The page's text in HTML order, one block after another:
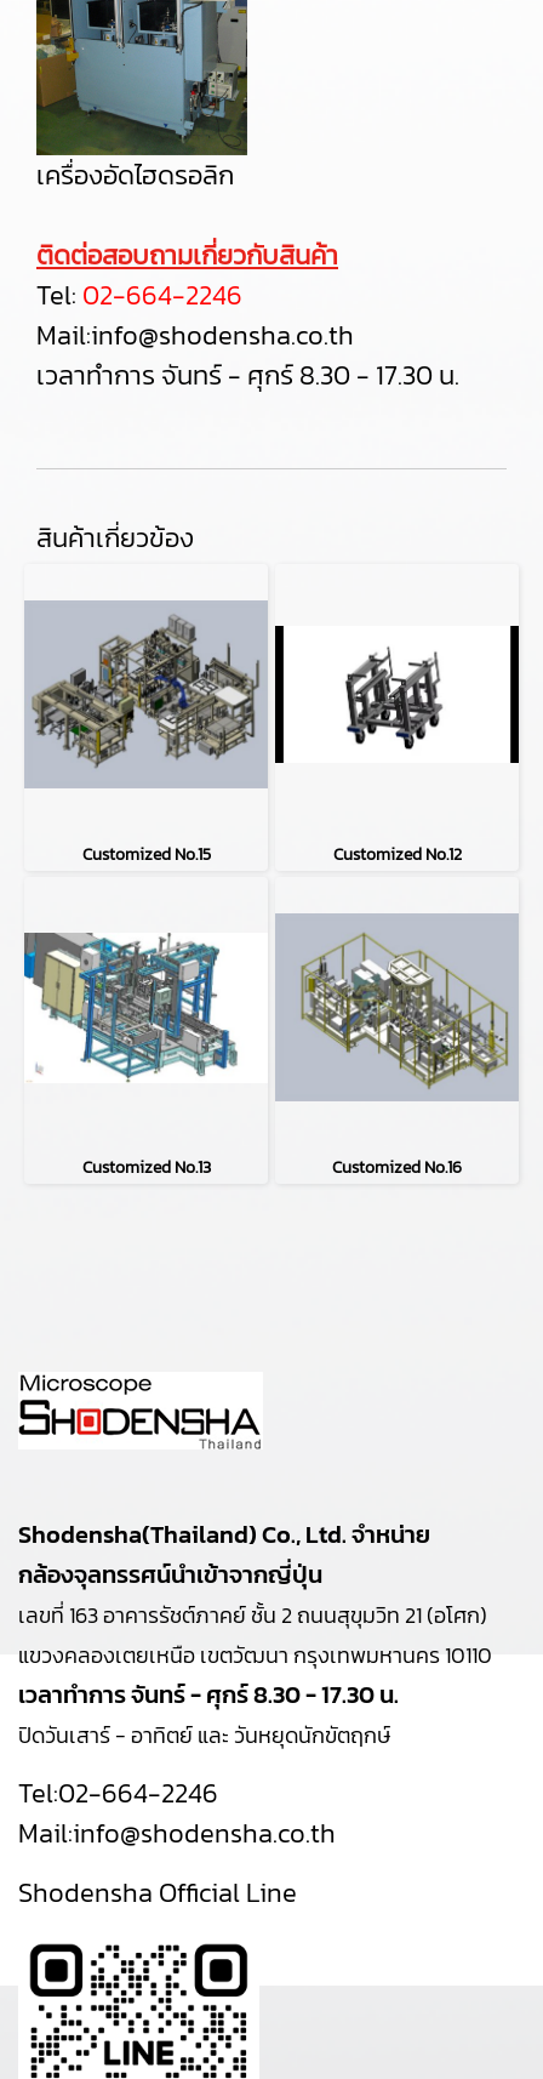
เครื่องอัดไฮดรอลิก
ติดต่อสอบถามเกี่ยวกับสินค้า
Tel: 02-664-2246
Mail:info@shodensha.co.th
เวลาทำการ จันทร์ - ศุกร์ 8.30 - 17.30 น.
สินค้าเกี่ยวข้อง
Customized No.15 Customized No.12
Customized No.13 Customized No.16
Shodensha(Thailand) Co., Ltd. จำหน่าย
กล้องจุลทรรศน์นำเข้าจากญี่ปุ่น
เลขที่ 163 อาคารรัชต์ภาคย์ ชั้น 2 ถนนสุขุมวิท 21 (อโศก)
แขวงคลองเตยเหนือ เขตวัฒนา กรุงเทพมหานคร 10110
เวลาทำการ จันทร์ - ศุกร์ 8.30 - 17.30 น.
ปิดวันเสาร์ - อาทิตย์ และ วันหยุดนักขัตฤกษ์
Tel:02-664-2246
Mail:info@shodensha.co.th
Shodensha Official Line